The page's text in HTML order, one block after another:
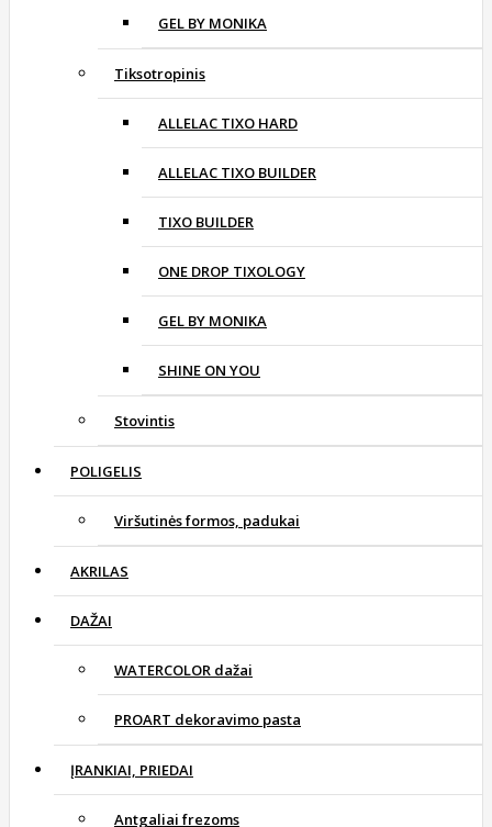
GEL BY MONIKA
Tiksotropinis
ALLELAC TIXO HARD
ALLELAC TIXO BUILDER
TIXO BUILDER
ONE DROP TIXOLOGY
GEL BY MONIKA
SHINE ON YOU
Stovintis
POLIGELIS
Viršutinės formos, padukai
AKRILAS
DAŽAI
WATERCOLOR dažai
PROART dekoravimo pasta
ĮRANKIAI, PRIEDAI
Antgaliai frezoms